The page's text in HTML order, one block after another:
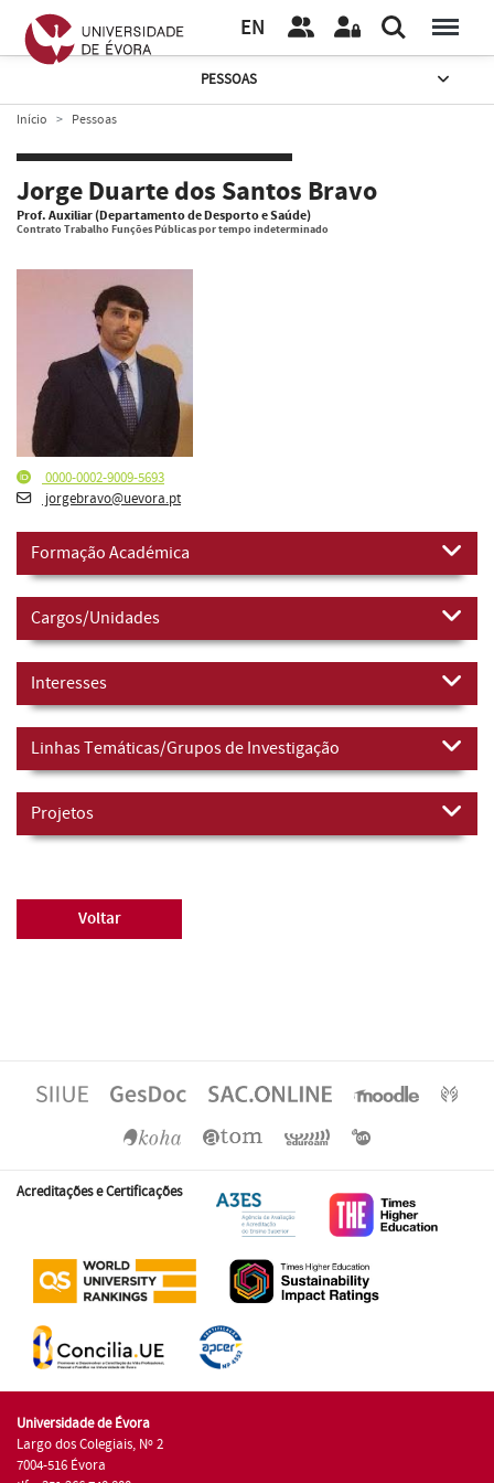
EN
PESSOAS
Início Pessoas
Jorge Duarte dos Santos Bravo
Prof. Auxiliar (Departamento de Desporto e Saúde)
Contrato Trabalho Funções Públicas por tempo indeterminado
0000-0002-9009-5693
jorgebravo@uevora.pt
Formação Académica
Cargos/Unidades
Interesses
Linhas Temáticas/Grupos de Investigação
Projetos
Voltar
Acreditações e Certificações
Universidade de Évora
Largo dos Colegiais, Nº 2
7004-516 Évora